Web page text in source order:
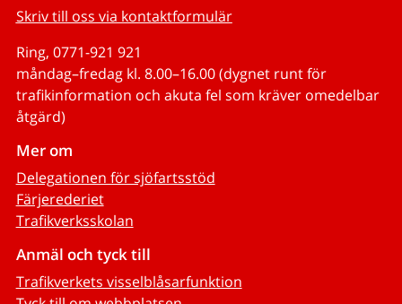
Skriv till oss via kontaktformulär
Ring, 0771-921 921
måndag–fredag kl. 8.00–16.00 (dygnet runt för
trafikinformation och akuta fel som kräver omedelbar
åtgärd)
Mer om
Delegationen för sjöfartsstöd
Färjerederiet
Trafikverksskolan
Anmäl och tyck till
Trafikverkets visselblåsarfunktion